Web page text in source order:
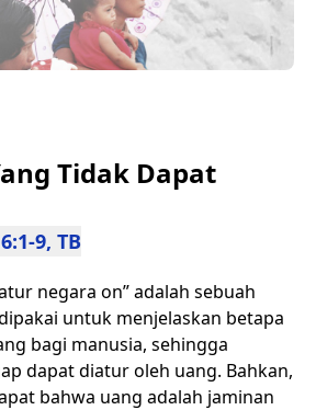
Tidak Dapat
9, TB
negara on” adalah sebuah
untuk menjelaskan betapa
bagi manusia, sehingga
dapat diatur oleh uang. Bahkan,
bahwa uang adalah jaminan